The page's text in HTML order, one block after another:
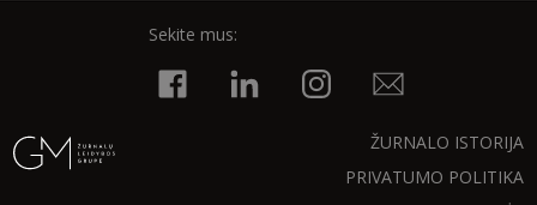
Sekite mus:
ŽURNALO ISTORIJA
PRIVATUMO POLITIKA